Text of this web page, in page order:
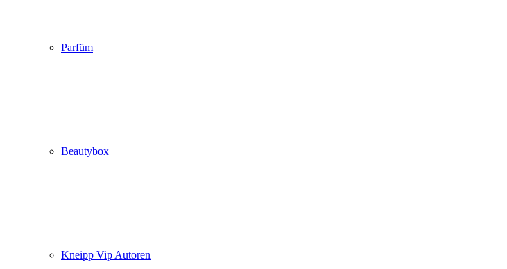
Parfüm
Beautybox
Kneipp Vip Autoren